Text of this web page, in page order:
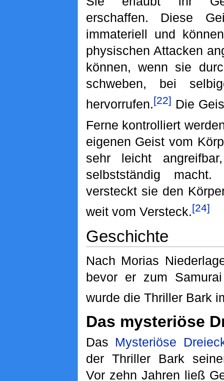
erschaffen. Diese
immateriell und
physischen Attacken
können, wenn sie
schweben, bei
hervorrufen.[22] Die
Ferne kontrolliert
eigenen Geist vom
sehr leicht
selbstständig
versteckt sie den
weit vom Versteck.[24]
Geschichte
Nach Morias
bevor er zum
wurde die Thriller Bark
Das mysteriöse
Das Mysteriöse
der Thriller Bark
Vor zehn Jahren ließ